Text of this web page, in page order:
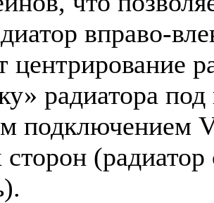
вправо-
центрирование
радиатора
подключением
сторон